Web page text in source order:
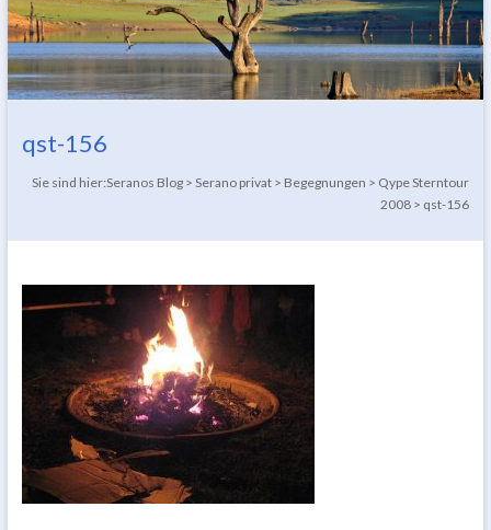
qst-156
Sie sind hier:Seranos Blog >Serano privat > Begegnungen > Qype Sterntour
2008 > qst-156